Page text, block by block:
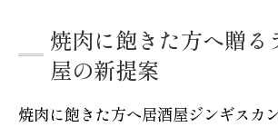
焼肉に飽きた方へ贈る
屋の新提案
焼肉に飽きた方へ居酒屋ジンギスカ